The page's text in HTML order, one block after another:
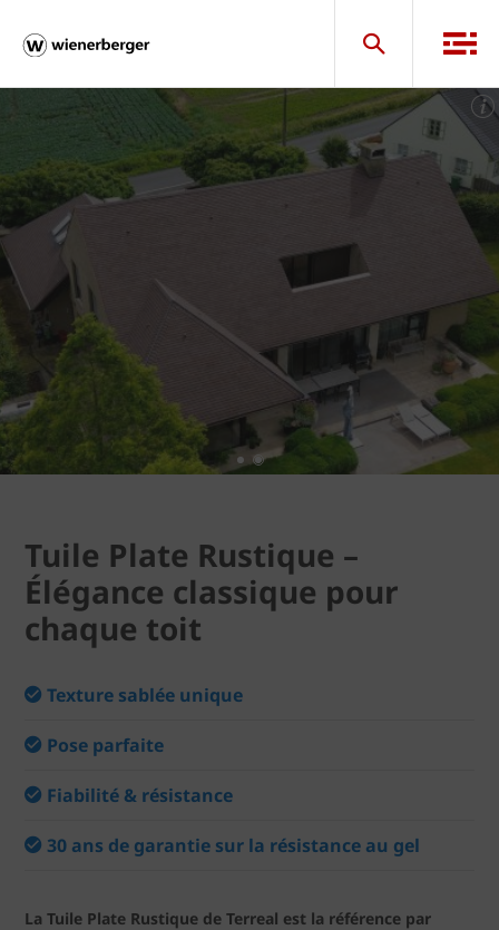
Tuile Plate Rustique –
Élégance classique pour
chaque toit
Texture sablée unique
Pose parfaite
Fiabilité & résistance
30 ans de garantie sur la résistance au gel
La Tuile Plate Rustique de Terreal est la référence par